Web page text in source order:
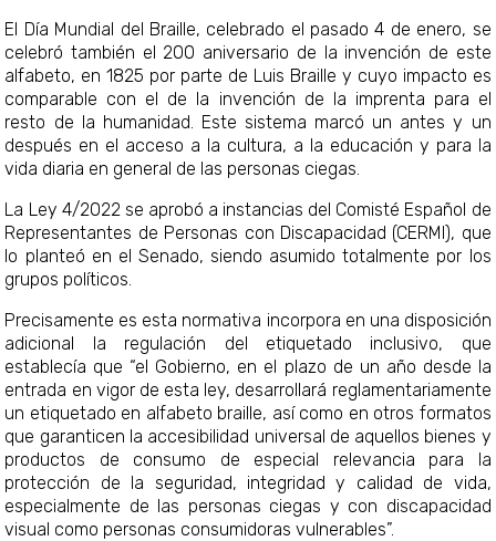
El Día Mundial del Braille, celebrado el pasado 4 de enero, se
celebró también el 200 aniversario de la invención de este
alfabeto, en 1825 por parte de Luis Braille y cuyo impacto es
comparable con el de la invención de la imprenta para el
resto de la humanidad. Este sistema marcó un antes y un
después en el acceso a la cultura, a la educación y para la
vida diaria en general de las personas ciegas.
La Ley 4/2022 se aprobó a instancias del Comisté Español de
Representantes de Personas con Discapacidad (CERMI), que
lo planteó en el Senado, siendo asumido totalmente por los
grupos políticos.
Precisamente es esta normativa incorpora en una disposición
adicional la regulación del etiquetado inclusivo, que
establecía que “el Gobierno, en el plazo de un año desde la
entrada en vigor de esta ley, desarrollará reglamentariamente
un etiquetado en alfabeto braille, así como en otros formatos
que garanticen la accesibilidad universal de aquellos bienes y
productos de consumo de especial relevancia para la
protección de la seguridad, integridad y calidad de vida,
especialmente de las personas ciegas y con discapacidad
visual como personas consumidoras vulnerables”.